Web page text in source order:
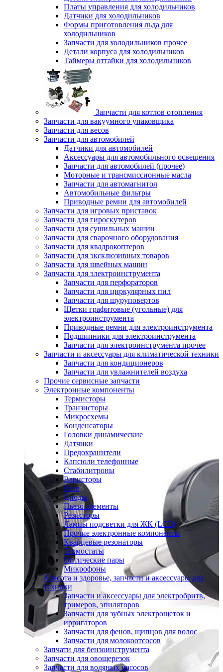
Платы управления для холодильников
Датчики для холодильников
Формы приготовления льда для
холодильников
Запчасти для холодильников прочее
Детали корпуса для холодильников
Таймеры оттайки для холодильников
Запчасти для котлов отопления
Запчасти для вакуумного упаковщика
Запчасти для весов
Запчасти для автомобилей
Датчики для автомобилей
Аксессуары для автомобильного освещения
Запчасти для автомобилей (прочее)
Моторные и трансмиссионные масла
Запчасти для автомагнитол
Автомобильные фильтры
Приводные ремни для автомобилей
Запчасти для игровых приставок
Запчасти для гироскутеров
Запчасти для сушильных машин
Запчасти для сварочного оборудования
Запчасти для квадрокоптеров
Запчасти для эксклюзивных товаров
Запчасти для швейных машин
Запчасти для электроинструмента
Запчасти для перфораторов
Запчасти для циркулярных пил
Запчасти для шуруповертов
Щетки графитовые (угольные) для
электроинструмента
Приводные ремни для электроинструмента
Подшипники для электроинструмента
Запчасти для электроинструмента прочее
Запчасти и аксессуары для климатической техники
Запчасти для кондиционеров
Запчасти для увлажнителей воздуха
Прочие сервисные запчасти
Электронные компоненты
Термисторы
Транзисторы
Микросхемы
Конденсаторы
Головки динамические
Датчики
Предохранители
Капсюли телефонные
Стабилитроны
Варисторы
Реле
Диоды
Пьезо элементы
Резисторы
Лампы подсветки для ЖК (LCD)
Прочие электронные компоненты
Кварцевые резонаторы
Термостаты
Оптические пары
Микрофоны
Красота и здоровье, запчасти и аксессуары для
техники
Запчасти и аксессуары для электробритв,
тримеров, эпиляторов
Запчасти для зубных электрощеток и
ирригаторов
Запчасти для фенов, щипцов для волос
Запчасти для молокоотсосов
Запчати для бензоинструмента
Запчасти для овощерезок
Запчасти для водяных насосов